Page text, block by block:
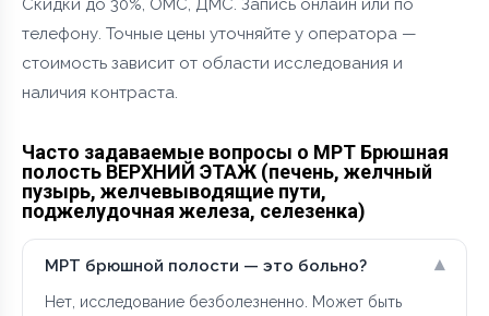
Скидки до 30%, ОМС, ДМС. Запись онлайн или по
телефону. Точные цены уточняйте у оператора —
стоимость зависит от области исследования и
наличия контраста.
Часто задаваемые вопросы о МРТ Брюшная
полость ВЕРХНИЙ ЭТАЖ (печень, желчный
пузырь, желчевыводящие пути,
поджелудочная железа, селезенка)
МРТ брюшной полости — это больно? ▾
Нет, исследование безболезненно. Может быть